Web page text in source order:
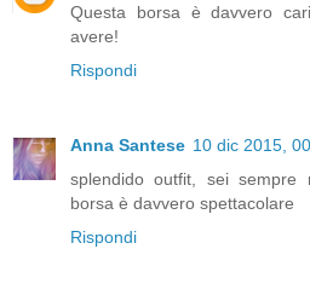
Questa borsa è davvero
avere!
Rispondi
Anna Santese 10 dic 2015,
splendido outfit, sei
borsa è davvero spettacolare
Rispondi